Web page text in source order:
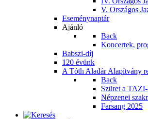
V. Országos
Eseménynaptár
Ajánló
Back
Koncertek,
Babszi-díj
120 évünk
A Tóth Aladár Alapítvány
Back
Szüret a
Népzenei
Farsang 2025